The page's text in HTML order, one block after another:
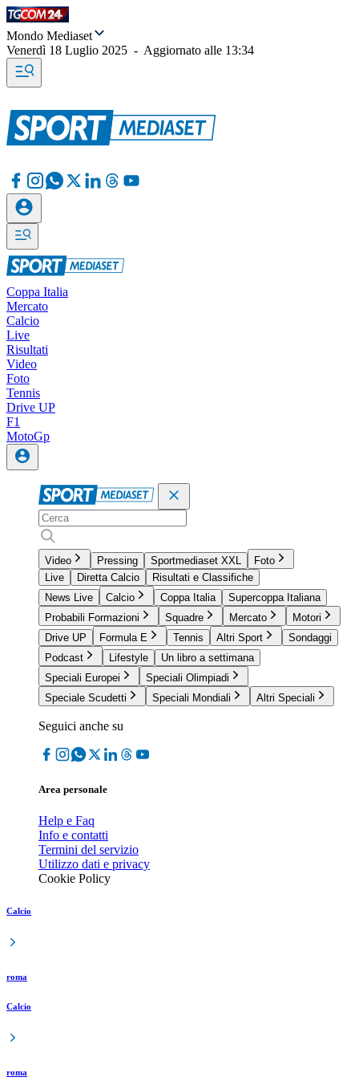
Mondo Mediaset
Venerdì 18 Luglio 2025 - Aggiornato alle 13:34
Coppa Italia
Mercato
Calcio
Live
Risultati
Video
Foto
Tennis
Drive UP
F1
MotoGp
Video Pressing Sportmediaset XXL
Foto
Live
Diretta Calcio
Risultati e Classifiche
News Live
Calcio Coppa Italia
Supercoppa Italiana
Probabili Formazioni
Squadre Mercato
Motori
Drive UP
Formula E Tennis Altri Sport
Sondaggi
Podcast
Lifestyle
Un libro a settimana
Speciali Europei
Speciali Olimpiadi
Speciale Scudetti
Speciali Mondiali Altri Speciali
Seguici anche su
Area personale
Help e Faq
Info e contatti
Termini del servizio
Utilizzo dati e privacy
Cookie Policy
Calcio
roma
Calcio
roma